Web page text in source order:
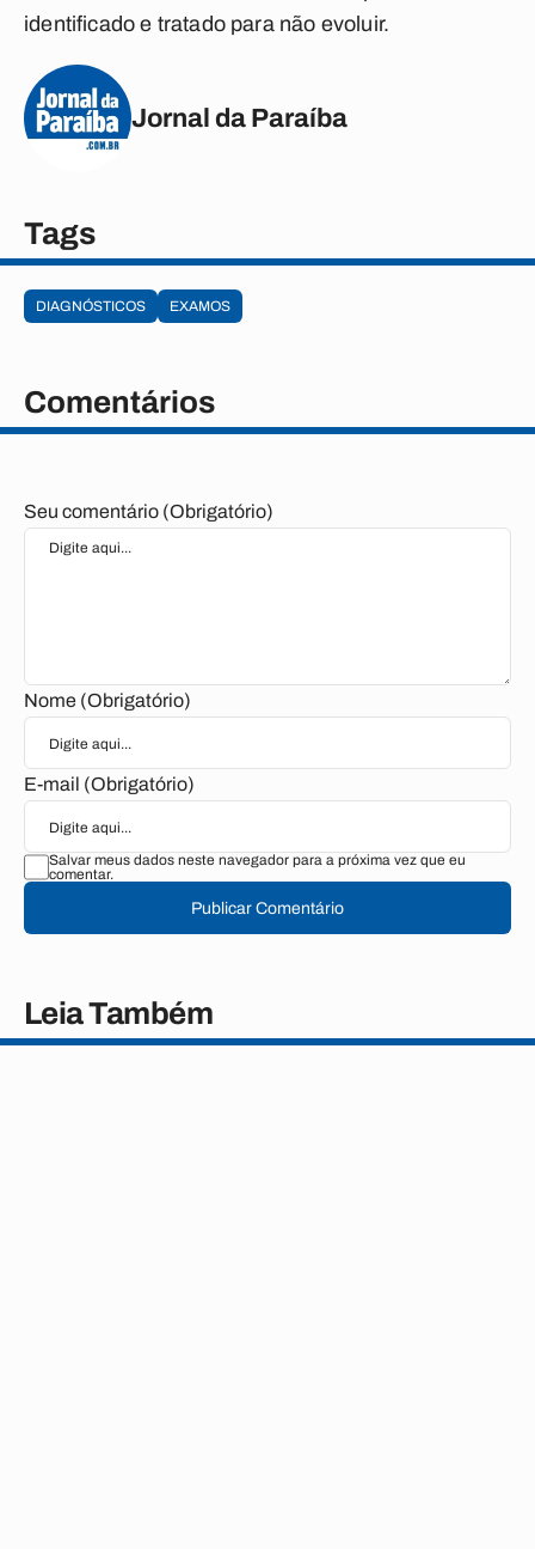
identificado e tratado para não evoluir.
Jornal da Paraíba
Tags
DIAGNÓSTICOS EXAMOS
Comentários
Seu comentário (Obrigatório)
Nome (Obrigatório)
E-mail (Obrigatório)
Salvar meus dados neste navegador para a próxima vez que eu
comentar.
Publicar Comentário
Leia Também